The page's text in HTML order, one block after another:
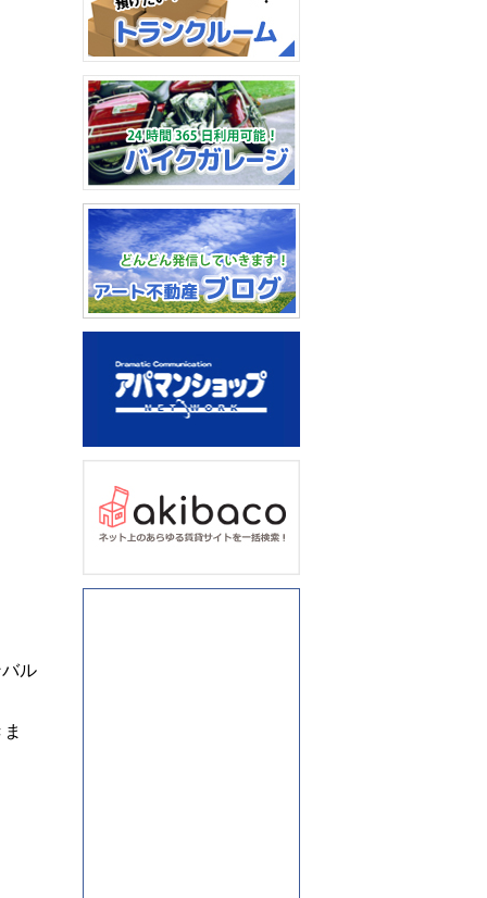
ル
高齢者住宅アルテプラド：
住み慣れた家のように。
トランクルーム：一時的に
荷物を預けたい、収納スペ
ースがたりない、そんな時
に。
バイクガレージ：24時間
アート不動産ブログ：どん
岩手県盛岡市のアパマンシ
ョップ